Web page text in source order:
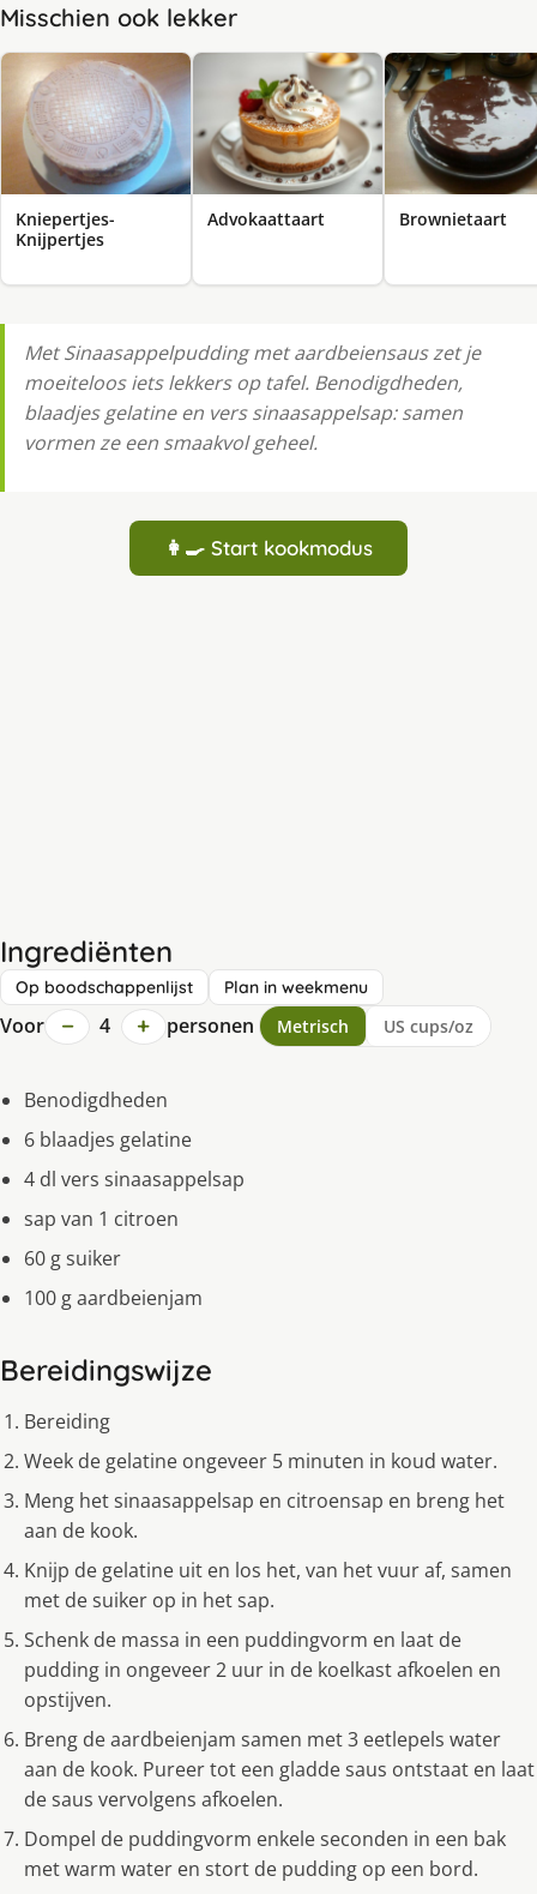
Misschien ook lekker
Kniepertjes-
Knijpertjes
Advokaattaart Brownietaart
Met Sinaasappelpudding met aardbeiensaus zet je
moeiteloos iets lekkers op tafel. Benodigdheden,
blaadjes gelatine en vers sinaasappelsap: samen
vormen ze een smaakvol geheel.
👩‍🍳 Start kookmodus
Ingrediënten
Op boodschappenlijst Plan in weekmenu
Voor − 4 + personen Metrisch US cups/oz
Benodigdheden
6 blaadjes gelatine
4 dl vers sinaasappelsap
sap van 1 citroen
60 g suiker
100 g aardbeienjam
Bereidingswijze
Bereiding
Week de gelatine ongeveer 5 minuten in koud water.
Meng het sinaasappelsap en citroensap en breng het
aan de kook.
Knijp de gelatine uit en los het, van het vuur af, samen
met de suiker op in het sap.
Schenk de massa in een puddingvorm en laat de
pudding in ongeveer 2 uur in de koelkast afkoelen en
opstijven.
Breng de aardbeienjam samen met 3 eetlepels water
aan de kook. Pureer tot een gladde saus ontstaat en laat
de saus vervolgens afkoelen.
Dompel de puddingvorm enkele seconden in een bak
met warm water en stort de pudding op een bord.